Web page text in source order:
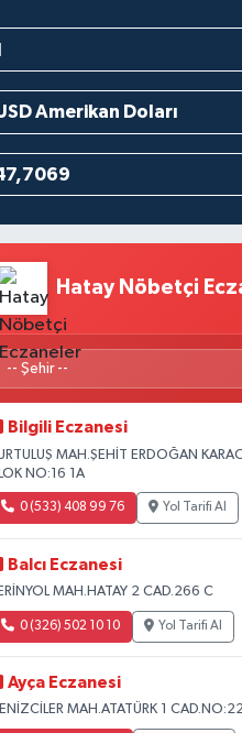
Hatay Nöbetçi
Bilgili Eczanesi
MAH.ŞEHİT ERDOĞAN
NO:16 1A
0 (533) 408 99 76 Yol Tarifi Al
Balcı Eczanesi
MAH.HATAY 2 CAD.266 C
0 (326) 502 10 10 Yol Tarifi Al
Ayça Eczanesi
MAH.ATATÜRK 1